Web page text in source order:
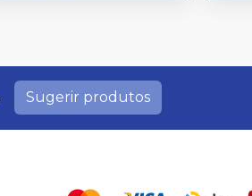
Sugerir produtos